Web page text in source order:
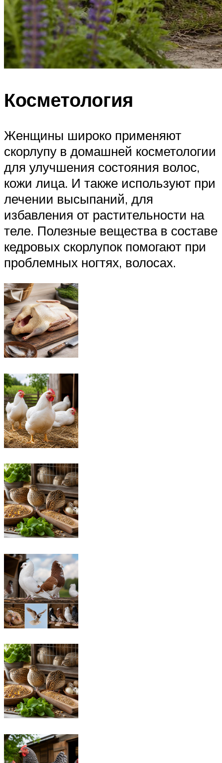
Косметология
Женщины широко применяют
скорлупу в домашней косметологии
для улучшения состояния волос,
кожи лица. И также используют при
лечении высыпаний, для
избавления от растительности на
теле. Полезные вещества в составе
кедровых скорлупок помогают при
проблемных ногтях, волосах.